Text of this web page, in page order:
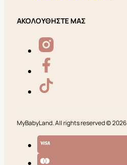
ΑΚΟΛΟΥΘΗΣΤΕ ΜΑΣ
MyBabyLand. All rights reserved © 2026